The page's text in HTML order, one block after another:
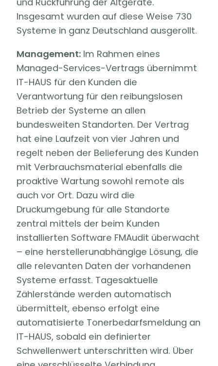
Insgesamt wurden auf diese Weise 730
Systeme in ganz Deutschland ausgerollt.
Management: Im Rahmen eines
Managed-Services-Vertrags übernimmt
IT-HAUS für den Kunden die
Verantwortung für den reibungslosen
Betrieb der Systeme an allen
bundesweiten Standorten. Der Vertrag
hat eine Laufzeit von vier Jahren und
regelt neben der Belieferung des Kunden
mit Verbrauchsmaterial ebenfalls die
proaktive Wartung sowohl remote als
auch vor Ort. Dazu wird die
Druckumgebung für alle Standorte
zentral mittels der beim Kunden
installierten Software FMAudit überwacht
– eine herstellerunabhängige Lösung, die
alle relevanten Daten der vorhandenen
Systeme erfasst. Tagesaktuelle
Zählerstände werden automatisch
übermittelt, ebenso erfolgt eine
automatisierte Tonerbedarfsmeldung an
IT-HAUS, sobald ein definierter
Schwellenwert unterschritten wird. Über